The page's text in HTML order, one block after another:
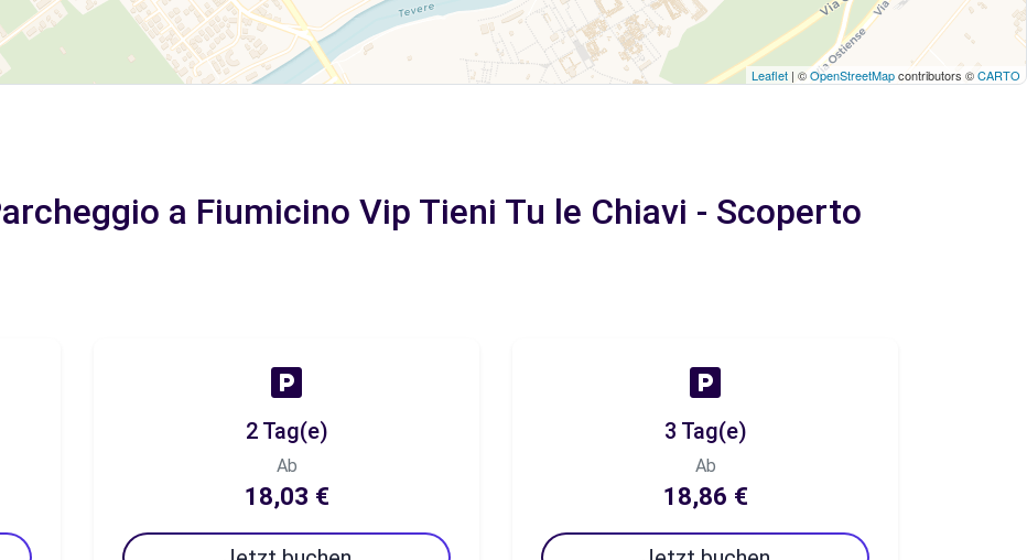
Leaflet | ©OpenStreetMapcontributors ©CARTO
a Fiumicino Vip Tieni Tu le Chiavi - Scoperto
2 Tag(e)
Ab
18,03 €
3 Tag(e)
Ab
18,86 €